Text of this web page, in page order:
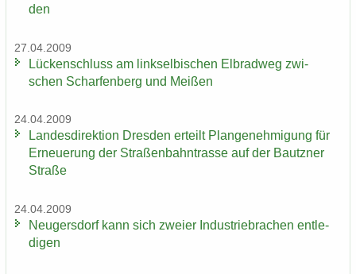
den
27.04.2009
Lü­cken­schluss am linksel­bi­schen El­brad­weg zwi­
schen Schar­fen­berg und Mei­ßen
24.04.2009
Lan­des­di­rek­ti­on Dres­den er­teilt Plan­ge­neh­mi­gung für
Er­neue­rung der Stra­ßen­bahn­tras­se auf der Bautz­ner
Stra­ße
24.04.2009
Neu­gers­dorf kann sich zwei­er In­dus­trie­bra­chen ent­le­
di­gen